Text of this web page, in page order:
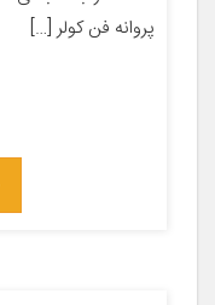
پروانه فن کولر […]